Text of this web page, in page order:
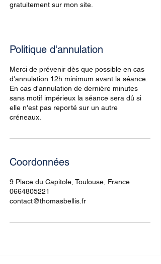
gratuitement sur mon site.
Politique d'annulation
Merci de prévenir dès que possible en cas
d'annulation 12h minimum avant la séance.
En cas d'annulation de dernière minutes
sans motif impérieux la séance sera dû si
elle n'est pas reporté sur un autre
créneaux.
Coordonnées
9 Place du Capitole, Toulouse, France
0664805221
contact@thomasbellis.fr